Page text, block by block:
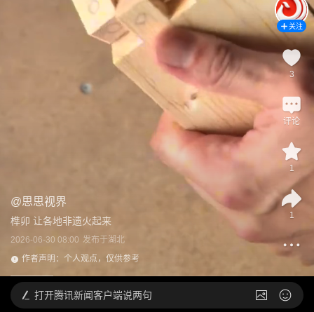
@思思视界
榫卯 让各地非遗火起来
2026-06-30 08:00 发布于湖北
作者声明：个人观点，仅供参考
关注
3
评论
1
1
打开腾讯新闻客户端说两句